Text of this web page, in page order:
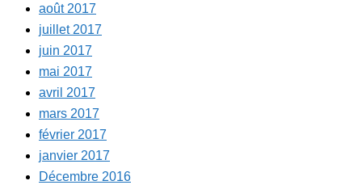
août 2017
juillet 2017
juin 2017
mai 2017
avril 2017
mars 2017
février 2017
janvier 2017
Décembre 2016